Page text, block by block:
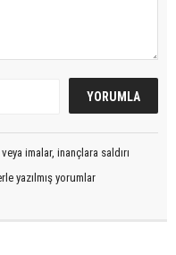
imalar, inançlara saldırı
yazılmış yorumlar